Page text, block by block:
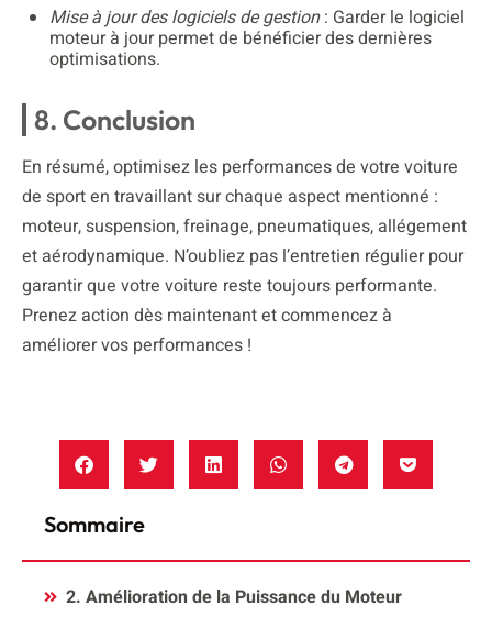
Mise à jour des logiciels de gestion: Garder le logiciel
moteur à jour permet de bénéficier des dernières
optimisations.
8. Conclusion
En résumé, optimisez les performances de votre voiture
de sport en travaillant sur chaque aspect mentionné :
moteur, suspension, freinage, pneumatiques, allégement
et aérodynamique. N’oubliez pas l’entretien régulier pour
garantir que votre voiture reste toujours performante.
Prenez action dès maintenant et commencez à
améliorer vos performances !
Sommaire
2. Amélioration de la Puissance du Moteur